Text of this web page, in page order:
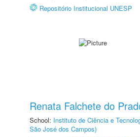
Repositório Institucional UNESP
Renata Falchete do
School: Instituto de Ciência e
São José dos Campos)